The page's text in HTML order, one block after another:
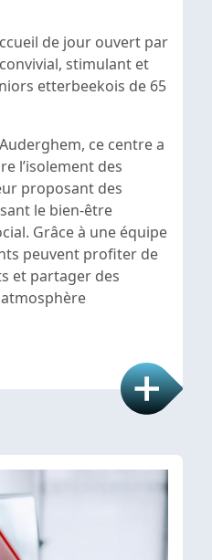
de jour ouvert par
stimulant et
etterbeekois de 65
ce centre a
l’isolement des
proposant des
le bien-être
Grâce à une équipe
peuvent profiter de
et partager des